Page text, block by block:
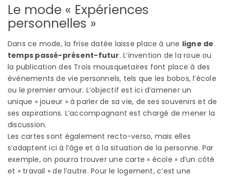
Le mode « Expériences
personnelles »
Dans ce mode, la frise datée laisse place à une ligne de
temps passé-présent-futur. L’invention de la roue ou
la publication des Trois mousquetaires font place à des
événements de vie personnels, tels que les bobos, l’école
ou le premier amour. L’objectif est ici d’amener un
unique « joueur » à parler de sa vie, de ses souvenirs et de
ses aspirations. L’accompagnant est chargé de mener la
discussion.
Les cartes sont également recto-verso, mais elles
s’adaptent ici à l’âge et à la situation de la personne. Par
exemple, on pourra trouver une carte « école » d’un côté
et « travail » de l’autre. Pour le logement, c’est une